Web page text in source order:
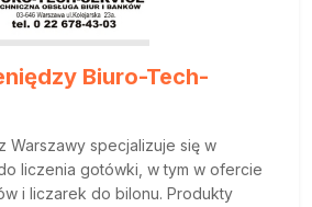
Biuro-Tech-
Warszawy specjalizuje się w
liczenia gotówki, w tym w ofercie
i liczarek do bilonu. Produkty